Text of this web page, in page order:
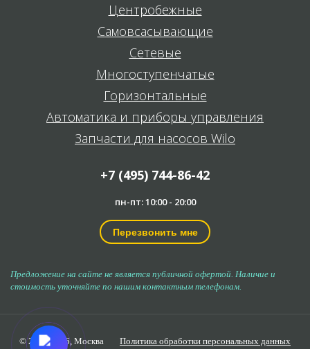
Центробежные
Самовсасывающие
Сетевые
Многоступенчатые
Горизонтальные
Автоматика и приборы управления
Запчасти для насосов Wilo
+7 (495) 744-86-42
пн-пт: 10:00 - 20:00
Перезвонить мне
Предложение на сайте не является публичной офертой. Наличие и
стоимость уточняйте по нашим контактным телефонам.
© 2006-2026, Москва Политика обработки персональных данных